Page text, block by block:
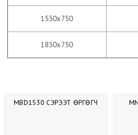
1530х750
1830х750
MN18 СЭРЭЭТ ӨРГӨГЧ